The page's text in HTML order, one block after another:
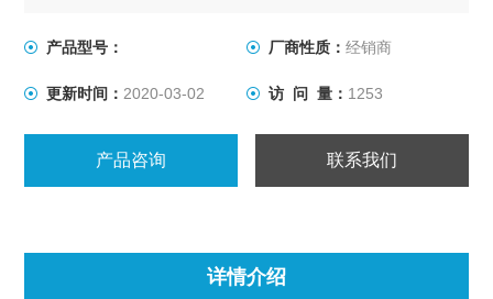
产品型号： 厂商性质： 经销商
更新时间： 2020-03-02 访 问 量： 1253
产品咨询 联系我们
详情介绍